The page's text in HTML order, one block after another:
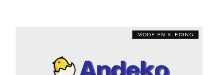
MODE EN KLEDING